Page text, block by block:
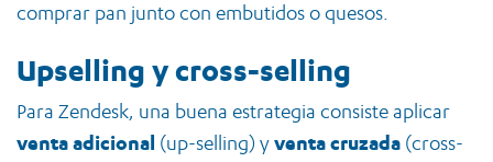
comprar pan junto con embutidos o quesos.
Upselling y cross-selling
Para Zendesk, una buena estrategia consiste aplicar
venta adicional (up-selling) yventa cruzada (cross-